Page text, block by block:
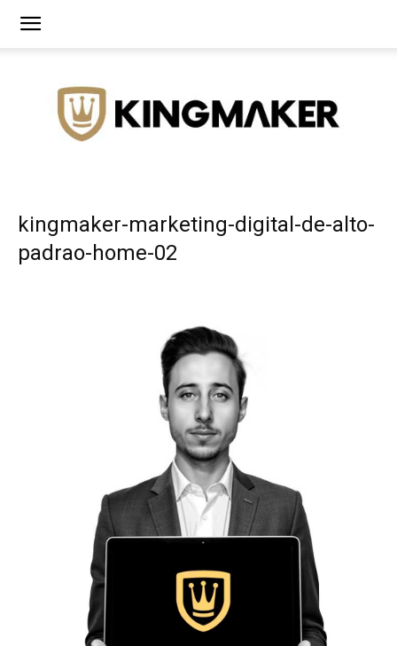
Agência
Branding
de
Alto
Padrão,
kingmaker-marketing-digital-de-alto-
padrao-home-02